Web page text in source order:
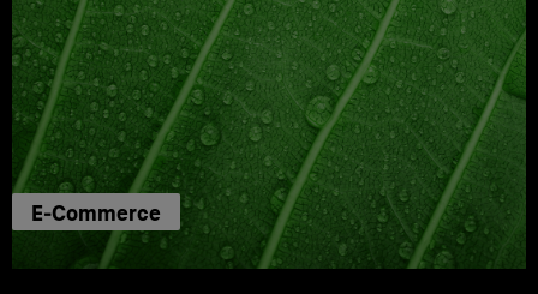
E-Commerce